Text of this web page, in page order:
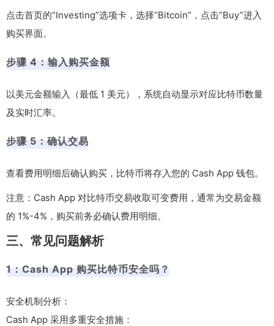
点击首页的“Investing”选项卡，选择“Bitcoin”，点击“Buy”进入
购买界面。
步骤 4：输入购买金额
以美元金额输入（最低 1 美元），系统自动显示对应比特币数量
及实时汇率。
步骤 5：确认交易
查看费用明细后确认购买，比特币将存入您的 Cash App 钱包。
注意：Cash App 对比特币交易收取可变费用，通常为交易金额
的 1%-4%，购买前务必确认费用明细。
三、常见问题解析
1：Cash App 购买比特币安全吗？
安全机制分析：
Cash App 采用多重安全措施：